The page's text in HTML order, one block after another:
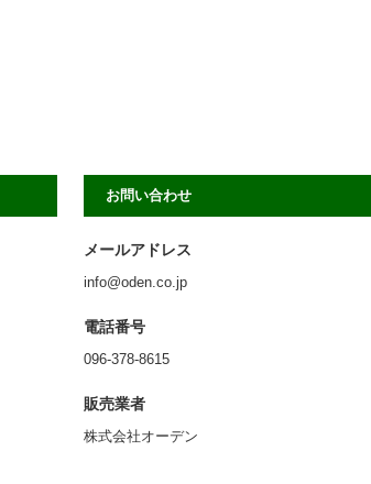
お問い合わせ
メールアドレス
info@oden.co.jp
電話番号
096-378-8615
販売業者
株式会社オーデン